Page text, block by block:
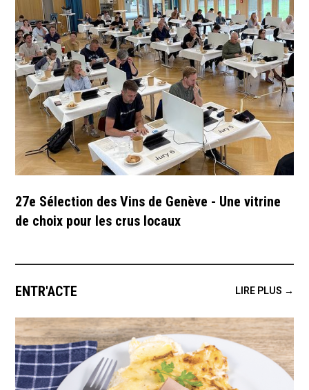
27e Sélection des Vins de Genève - Une vitrine
de choix pour les crus locaux
ENTR'ACTE LIRE PLUS →